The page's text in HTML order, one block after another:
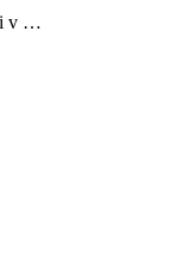
v …